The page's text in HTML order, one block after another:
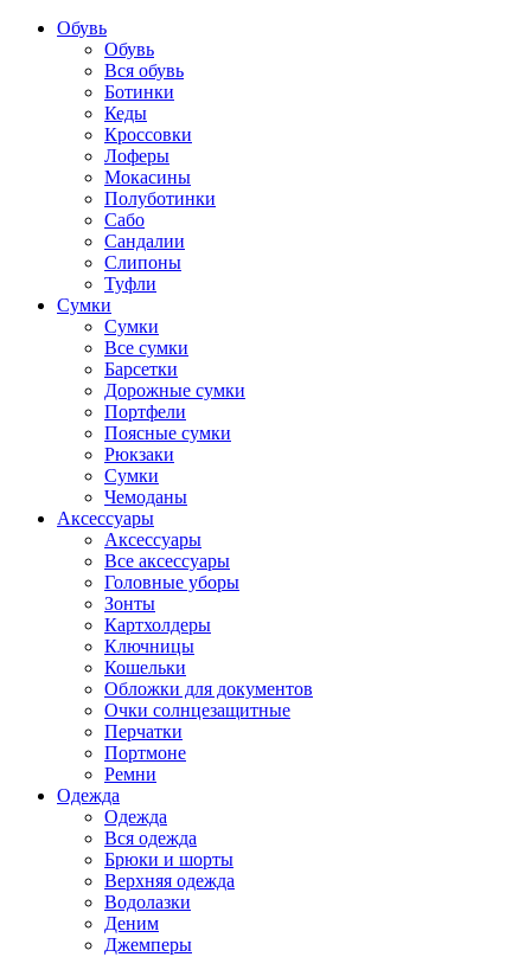
Обувь
Обувь
Вся обувь
Ботинки
Кеды
Кроссовки
Лоферы
Мокасины
Полуботинки
Сабо
Сандалии
Слипоны
Туфли
Сумки
Сумки
Все сумки
Барсетки
Дорожные сумки
Портфели
Поясные сумки
Рюкзаки
Сумки
Чемоданы
Аксессуары
Аксессуары
Все аксессуары
Головные уборы
Зонты
Картхолдеры
Ключницы
Кошельки
Обложки для документов
Очки солнцезащитные
Перчатки
Портмоне
Ремни
Одежда
Одежда
Вся одежда
Брюки и шорты
Верхняя одежда
Водолазки
Деним
Джемперы